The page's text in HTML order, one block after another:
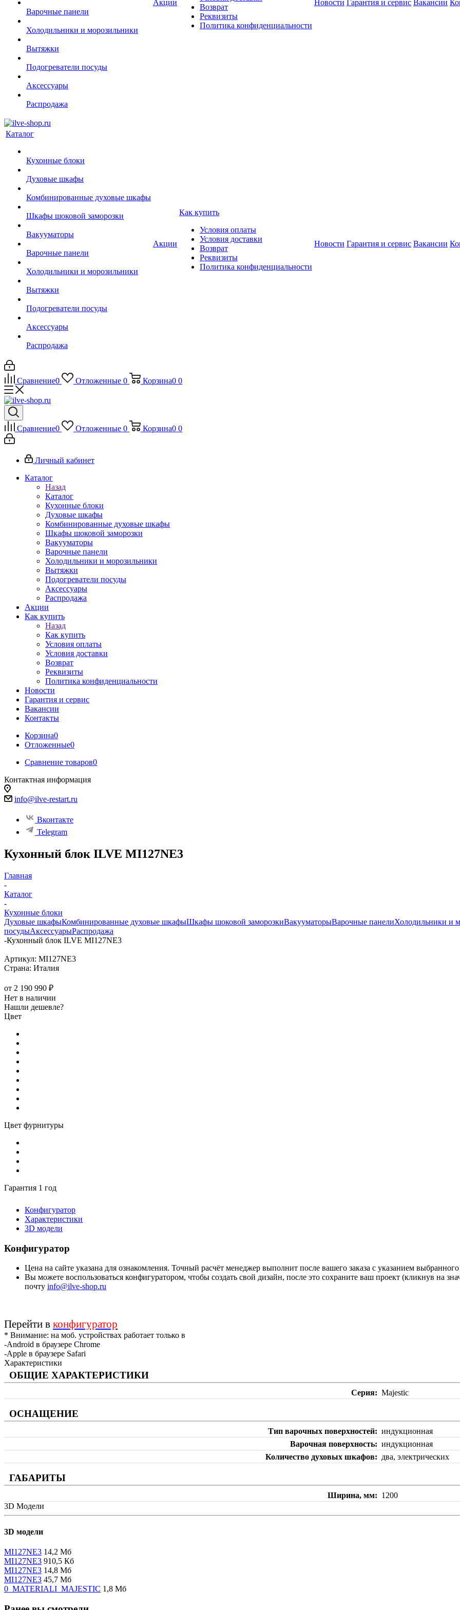
Варочные панели
Холодильники и морозильники
Вытяжки
Подогреватели посуды
Аксессуары
Распродажа
Акции
Возврат
Реквизиты
Политика конфиденциальности
Новости Гарантия и сервис Вакансии
Каталог
Кухонные блоки
Духовые шкафы
Комбинированные духовые шкафы
Шкафы шоковой заморозки
Вакууматоры
Варочные панели
Холодильники и морозильники
Вытяжки
Подогреватели посуды
Аксессуары
Распродажа
Акции
Как купить
Условия оплаты
Условия доставки
Возврат
Реквизиты
Политика конфиденциальности
Новости Гарантия и сервис Вакансии
Сравнение0 Отложенные 0 Корзина0 0
Сравнение0 Отложенные 0 Корзина0 0
Личный кабинет
Каталог
Назад
Каталог
Кухонные блоки
Духовые шкафы
Комбинированные духовые шкафы
Шкафы шоковой заморозки
Вакууматоры
Варочные панели
Холодильники и морозильники
Вытяжки
Подогреватели посуды
Аксессуары
Распродажа
Акции
Как купить
Назад
Как купить
Условия оплаты
Условия доставки
Возврат
Реквизиты
Политика конфиденциальности
Новости
Гарантия и сервис
Вакансии
Контакты
Корзина0
Отложенные0
Сравнение товаров0
Контактная информация
info@ilve-restart.ru
Вконтакте
Telegram
Кухонный блок ILVE MI127NE3
Главная
-
Каталог
-
Кухонные блоки
Духовые шкафыКомбинированные духовые шкафыШкафы шоковой заморозкиВакууматорыВарочные панелиХолодильники и
посудыАксессуарыРаспродажа
-Кухонный блок ILVE MI127NE3
Артикул: MI127NE3
Страна: Италия
от 2 190 990 ₽
Нет в наличии
Нашли дешевле?
Цвет
Цвет фурнитуры
Гарантия 1 год
Конфигуратор
Характеристики
3D модели
Конфигуратор
Цена на сайте указана для ознакомления. Точный расчёт менеджер выполнит после вашего заказа с указанием
Вы можете воспользоваться конфигуратором, чтобы создать свой дизайн, после это сохраните ваш проект (кликнув на
почту info@ilve-shop.ru
Перейти в конфигуратор
* Внимание: на моб. устройствах работает только в
-Android в браузере Chrome
-Apple в браузере Safari
Характеристики
ОБЩИЕ ХАРАКТЕРИСТИКИ
Серия Majestic
ОСНАЩЕНИЕ
Тип варочных поверхностей
индукционная
Варочная поверхность
индукционная
Количество духовых шкафов
два, электрических
ГАБАРИТЫ
Ширина, мм
1200
3D Модели
3D модели
MI127NE3 14,2 Мб
MI127NE3 910,5 Кб
MI127NE3 14,8 Мб
MI127NE3 45,7 Мб
0_MATERIALI_MAJESTIC 1,8 Мб